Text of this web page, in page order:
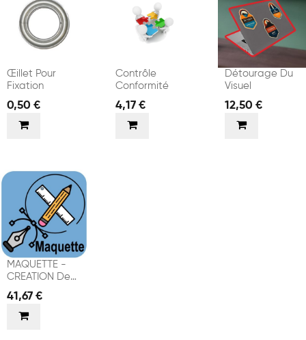
Œillet Pour
Fixation
0,50 €
Contrôle
Conformité
4,17 €
Détourage Du
Visuel
12,50 €
MAQUETTE -
CREATION De
41,67 €